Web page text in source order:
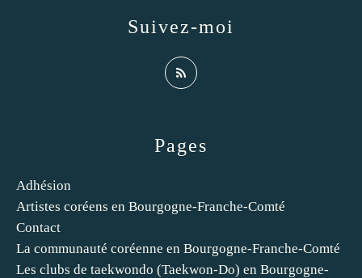
Pages
Adhésion
Artistes coréens en Bourgogne-Franche-Comté
Contact
La communauté coréenne en Bourgogne-Franche-Comté
Les clubs de taekwondo (Taekwon-Do) en Bourgogne-
Suivez-moi